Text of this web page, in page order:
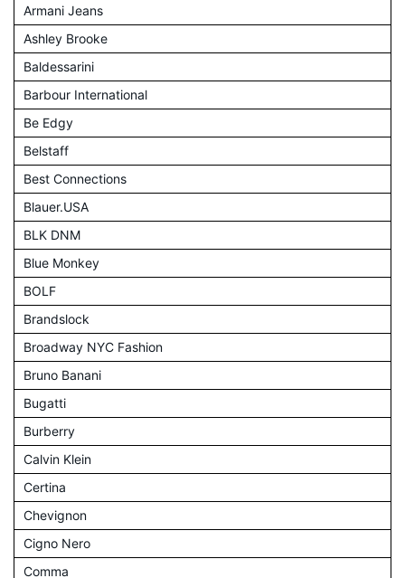
Armani Jeans
Ashley Brooke
Baldessarini
Barbour International
Be Edgy
Belstaff
Best Connections
Blauer.USA
BLK DNM
Blue Monkey
BOLF
Brandslock
Broadway NYC Fashion
Bruno Banani
Bugatti
Burberry
Calvin Klein
Certina
Chevignon
Cigno Nero
Comma